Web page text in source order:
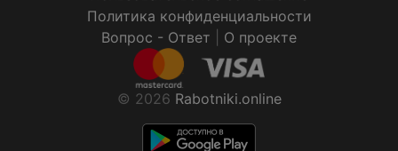
Политика конфиденциальности
Вопрос - Ответ
О проекте
© 2026 Rabotniki.online